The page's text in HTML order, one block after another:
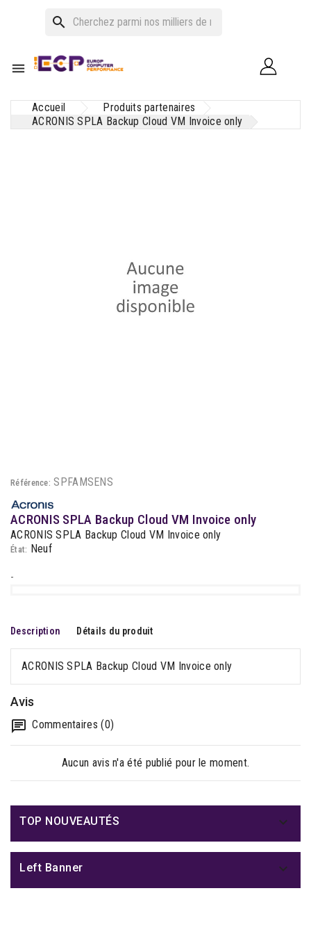
search

Accueil
Produits partenaires
ACRONIS SPLA Backup Cloud VM Invoice only
Référence: SPFAMSENS
ACRONIS SPLA Backup Cloud VM Invoice only
ACRONIS SPLA Backup Cloud VM Invoice only
État: Neuf
-
Description Détails du produit
ACRONIS SPLA Backup Cloud VM Invoice only
Avis
Commentaires (0)
Aucun avis n'a été publié pour le moment.
TOP NOUVEAUTÉS 
Left Banner 